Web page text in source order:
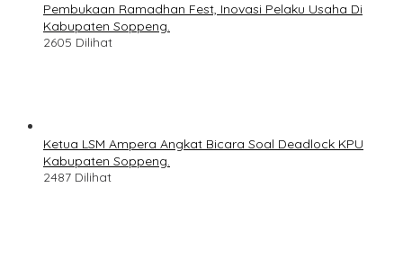
Pembukaan Ramadhan Fest, Inovasi Pelaku Usaha Di
Kabupaten Soppeng.
2605 Dilihat
Ketua LSM Ampera Angkat Bicara Soal Deadlock KPU
Kabupaten Soppeng.
2487 Dilihat